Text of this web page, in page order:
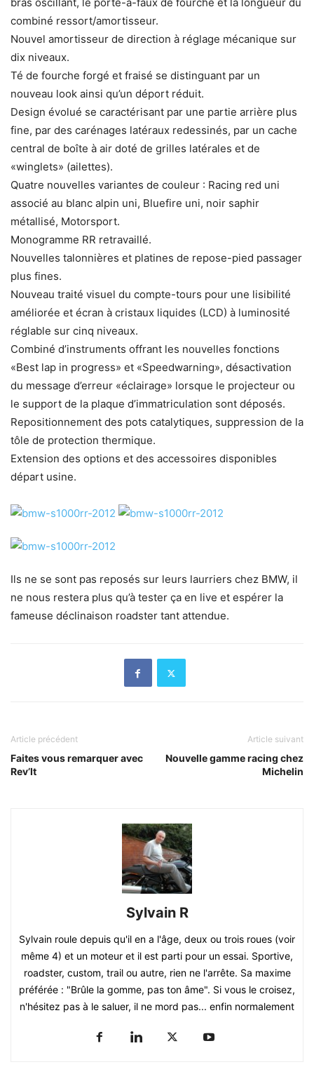
combiné ressort/amortisseur.
Nouvel amortisseur de direction à réglage mécanique sur
dix niveaux.
Té de fourche forgé et fraisé se distinguant par un
nouveau look ainsi qu’un déport réduit.
Design évolué se caractérisant par une partie arrière plus
fine, par des carénages latéraux redessinés, par un cache
central de boîte à air doté de grilles latérales et de
«winglets» (ailettes).
Quatre nouvelles variantes de couleur : Racing red uni
associé au blanc alpin uni, Bluefire uni, noir saphir
métallisé, Motorsport.
Monogramme RR retravaillé.
Nouvelles talonnières et platines de repose-pied passager
plus fines.
Nouveau traité visuel du compte-tours pour une lisibilité
améliorée et écran à cristaux liquides (LCD) à luminosité
réglable sur cinq niveaux.
Combiné d’instruments offrant les nouvelles fonctions
«Best lap in progress» et «Speedwarning», désactivation
du message d’erreur «éclairage» lorsque le projecteur ou
le support de la plaque d’immatriculation sont déposés.
Repositionnement des pots catalytiques, suppression de la
tôle de protection thermique.
Extension des options et des accessoires disponibles
départ usine.
Ils ne se sont pas reposés sur leurs laurriers chez BMW, il
ne nous restera plus qu’à tester ça en live et espérer la
fameuse déclinaison roadster tant attendue.
Article précédent
Faites vous remarquer avec
Rev’It
Article suivant
Nouvelle gamme racing chez
Michelin
Sylvain R
Sylvain roule depuis qu'il en a l'âge, deux ou trois roues (voir
même 4) et un moteur et il est parti pour un essai. Sportive,
roadster, custom, trail ou autre, rien ne l'arrête. Sa maxime
préférée : "Brûle la gomme, pas ton âme". Si vous le croisez,
n'hésitez pas à le saluer, il ne mord pas... enfin normalement